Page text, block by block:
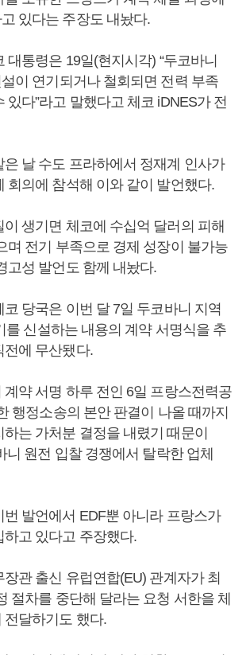
있다는 주장도 내놨다.
대통령은 19일(현지시각) “두코바니
이 연기되거나 철회되면 전력 부족
있다”라고 말했다고 체코 iDNES가 전
은 날 수도 프라하에서 정재계 인사가
회의에 참석해 이와 같이 발언했다.
생기면 체코에 수십억 달러의 피해
며 전기 부족으로 경제 성장이 불가능
고성 발언도 함께 내놨다.
당국은 이번 달 7일 두코바니 지역
를 신설하는 내용의 계약 서명식을 추
전에 무산됐다.
계약 서명 하루 전인 6일 프랑스전력공
행정소송의 본안 판결이 나올 때까지
는 가처분 결정을 내렸기 때문이
니 원전 입찰 경쟁에서 탈락한 업체
번 발언에서 EDF뿐 아니라 프랑스가
하고 있다고 주장했다.
관 출신 유럽연합(EU) 관계자가 최
절차를 중단해 달라는 요청 서한을 체
전달하기도 했다.